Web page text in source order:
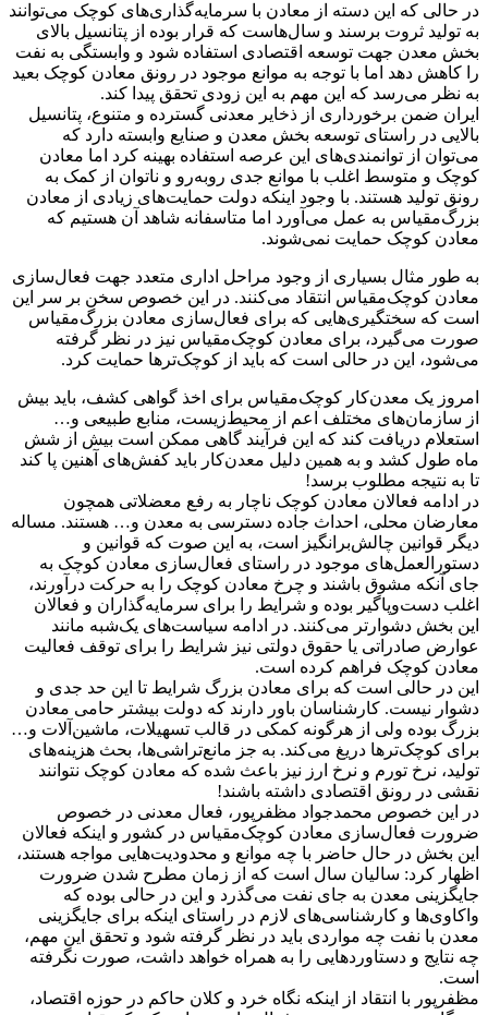
در حالی که این دسته از معادن با سرمایه‌گذاری‌های کوچک می‌توانند
به تولید ثروت برسند و سال‌هاست که قرار بوده از پتانسیل بالای
بخش معدن جهت توسعه اقتصادی استفاده شود و وابستگی به نفت
را کاهش دهد اما با توجه به موانع موجود در رونق معادن کوچک بعید
به نظر می‌رسد که این مهم به این زودی تحقق پیدا کند.
ایران ضمن برخورداری از ذخایر معدنی گسترده و متنوع، پتانسیل
بالایی در راستای توسعه بخش معدن و صنایع وابسته دارد که
می‌توان از توانمندی‌های این عرصه استفاده بهینه کرد اما معادن
کوچک و متوسط اغلب با موانع جدی روبه‌رو و ناتوان از کمک به
رونق تولید هستند. با وجود اینکه دولت حمایت‌های زیادی از معادن
بزرگ‌‌مقیاس به عمل می‌آورد اما متاسفانه شاهد آن هستیم که
معادن کوچک حمایت نمی‌شوند.
به طور مثال بسیاری از وجود مراحل اداری متعدد جهت فعال‌سازی
معادن کوچک‌مقیاس انتقاد می‌کنند. در این خصوص سخن بر سر این
است که سختگیری‌هایی که برای فعال‌‌سازی معادن بزرگ‌‌مقیاس
صورت می‌گیرد، برای معادن کوچک‌مقیاس نیز در نظر گرفته
می‌شود، این در حالی است که باید از کوچک‌تر‌ها حمایت کرد.
امروز یک معدن‌کار کوچک‌مقیاس برای اخذ گواهی کشف، باید بیش
از سازمان‌های مختلف اعم از محیط‌زیست، منابع طبیعی و…
استعلام دریافت کند که این فرآیند گاهی ممکن است بیش از شش
ماه طول کشد و به همین دلیل معدن‌کار باید کفش‌های آهنین پا کند
تا به نتیجه مطلوب برسد!
در ادامه فعالان معادن کوچک ناچار به رفع معضلاتی همچون
معارضان محلی، احداث جاده دسترسی به معدن و… هستند. مساله
دیگر قوانین چالش‌برانگیز است، به این صوت که قوانین و
دستورالعمل‌های موجود در راستای فعال‌سازی معادن کوچک‌ به
جای آنکه مشوق باشند و چرخ معادن کوچک را به حرکت درآورند،
اغلب دست‌وپاگیر بوده و شرایط را برای سرمایه‌گذاران و فعالان
این بخش دشوارتر می‌کنند. در ادامه سیاست‌های یک‌شبه مانند
عوارض صادراتی یا حقوق دولتی نیز شرایط را برای توقف فعالیت
معادن کوچک فراهم کرده است.
این در حالی است که برای معادن بزرگ شرایط تا این حد جدی و
دشوار نیست. کارشناسان باور دارند که دولت بیشتر حامی معادن
بزرگ بوده ولی از هرگونه کمکی در قالب تسهیلات، ماشین‌آلات و…
برای کوچک‌تر‌ها دریغ می‌کند. به جز مانع‌تراشی‌ها، بحث هزینه‌های
تولید، نرخ تورم و نرخ ارز نیز باعث شده که معادن کوچک نتوانند
نقشی در رونق اقتصادی داشته باشند!
در این خصوص محمدجواد مظفرپور، فعال معدنی در خصوص
ضرورت فعال‌سازی معادن کوچک‌مقیاس در کشور و اینکه فعالان
این بخش در حال حاضر با چه موانع و محدودیت‌هایی مواجه هستند،
اظهار کرد: سالیان سال است که از زمان مطرح شدن ضرورت
جایگزینی معدن به جای نفت می‌گذرد و این در حالی بوده که
واکاوی‌ها و کارشناسی‌های لازم در راستای اینکه برای جایگزینی
معدن با نفت چه مواردی باید در نظر گرفته شود و تحقق این مهم،
چه نتایج و دستاوردهایی را به همراه خواهد داشت، صورت نگرفته
است.
مظفرپور با انتقاد از اینکه نگاه خرد و کلان حاکم در حوزه اقتصاد،